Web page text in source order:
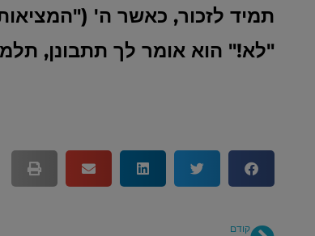
תמיד לזכור, כאשר ה'
"לא!" הוא אומר לך תתבונן,
קודם
קודם